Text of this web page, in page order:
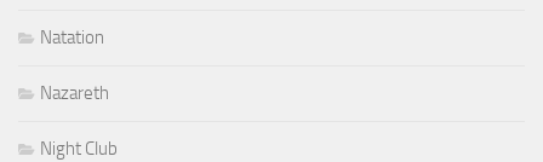
Natation
Nazareth
Night Club